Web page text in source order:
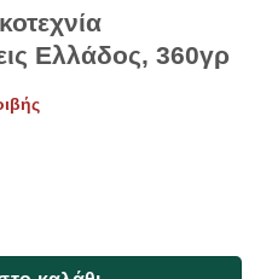
Ελλάδος, 360γρ
Γεύσεις